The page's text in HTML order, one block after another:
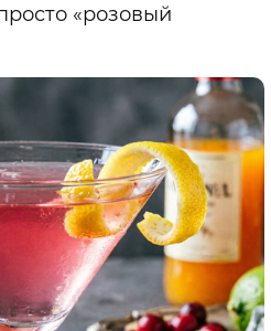
«розовый